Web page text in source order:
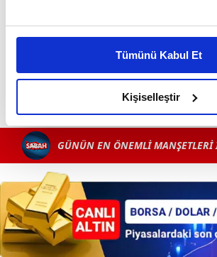
Bu çerezlere izin vermeniz halinde
daha iyi reklam deneyimi yaşatabiliriz.
amacımızın size daha iyi bir reklam
olduğunu ve sizlere en iyi içerikleri
elimizden gelen çabayı gösterdiğimizi
reklamların maliyetlerimizi karşılamak
kalemimiz olduğunu sizlere hatırlatmak
Her halükârda, kullanıcılar, bu
takdirde, kullanıcılara hedefli reklamlar
gösterilmeyecektir."
Sizlere daha iyi bir hizmet sunabilmek
Tümünü Kabul Et
Kişiselleştir
GÜNÜN EN ÖNEMLİ